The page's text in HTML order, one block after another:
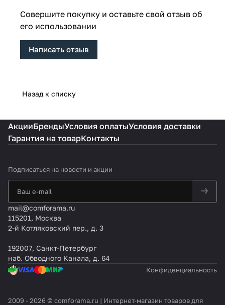
Совершите покупку и оставьте свой отзыв об
его использовании
Написать отзыв
Назад к списку
АкцииБрендыУсловия оплатыУсловия доставки
Гарантия на товарКонтакты
Подписаться на новости и акции
mail@comforama.ru
115201, Москва
2-й Котляковский пер., д. 3
192007, Санкт-Петербург
наб. Обводного Канала, д. 64
Конфиденциальность
2009 - 2026 © comforama.ru | Интернет-магазин товаров для